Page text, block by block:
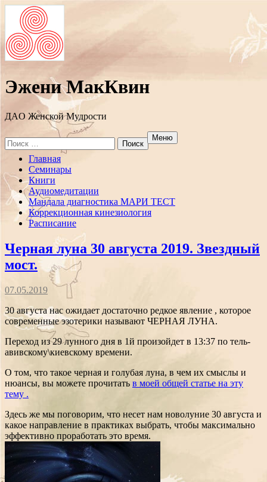
Эжени МакКвин
ДAO Женской Мудрости
Search
for:
Меню
Перейти
содержанию
Главная
Семинары
Книги
Аудиомедитации
Мандала диагностика МАРИ ТЕСТ
Коррекционная кинезиология
Расписание
Черная луна 30 августа 2019. Звездный
мост.
07.05.2019
30 августа нас ожидает достаточно редкое явление , которое
современные эзотерики называют ЧЕРНАЯ ЛУНА.
Переход из 29 лунного дня в 1й произойдет в 13:37 по тель-
авивскому\киевскому времени.
О том, что такое черная и голубая луна, в чем их смыслы и
нюансы, вы можете прочитать в моей общей статье на эту
тему .
Здесь же мы поговорим, что несет нам новолуние 30 августа и
какое направление в практиках выбрать, чтобы максимально
эффективно проработать это время.